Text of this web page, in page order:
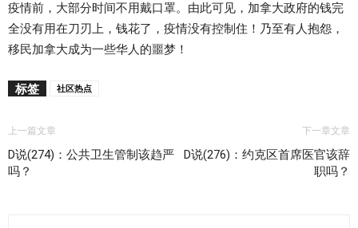
疫情前，大部分时间不用戴口罩。由此可见，加拿大政府的钱完
全没有用在刀刃上，钱花了，疫情没有控制住！乃至有人抱怨，
移民加拿大成为一些华人的噩梦！
标签 社区热点
上一篇文章
D说(274)：公共卫生管制该趋严
吗？
下一章文章
D说(276)：约克区首席医官该辞
职吗？